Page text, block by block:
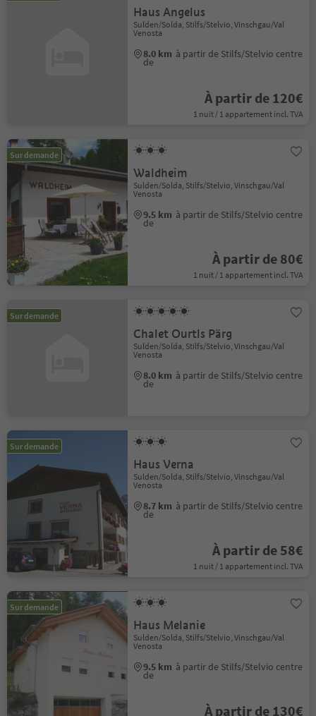
Haus Angelus
Sulden/Solda, Stilfs/Stelvio, Vinschgau/Val
Venosta
8.0 km à partir de Stilfs/Stelvio centre
de
À partir de 120€
1 nuit / 1 appartement incl. TVA
Sur demande
Waldheim
Sulden/Solda, Stilfs/Stelvio, Vinschgau/Val
Venosta
9.5 km à partir de Stilfs/Stelvio centre
de
À partir de 80€
1 nuit / 1 appartement incl. TVA
Sur demande
Chalet Ourtls Pärg
Sulden/Solda, Stilfs/Stelvio, Vinschgau/Val
Venosta
8.0 km à partir de Stilfs/Stelvio centre
de
Sur demande
Haus Verna
Sulden/Solda, Stilfs/Stelvio, Vinschgau/Val
Venosta
8.7 km à partir de Stilfs/Stelvio centre
de
À partir de 58€
1 nuit / 1 appartement incl. TVA
Sur demande
Haus Melanie
Sulden/Solda, Stilfs/Stelvio, Vinschgau/Val
Venosta
9.5 km à partir de Stilfs/Stelvio centre
de
À partir de 130€